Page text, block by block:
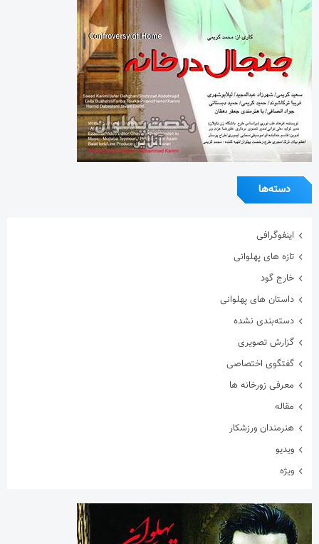
دسته‌ها
اینفوگرافی
تازه های پهلوانی
خارج گود
داستان های پهلوانی
دسته‌بندی نشده
گزارش تصویری
گفتگوی اختصاصی
معرفی زورخانه ها
مقاله
هنرمندان ورزشکار
ویدیو
ویژه